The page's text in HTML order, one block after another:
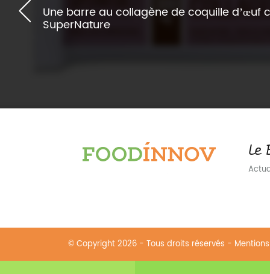
Une barre au collagène de coquille d’œuf
SuperNature
Le
© Copyright 2026 - Tous droits réservés -